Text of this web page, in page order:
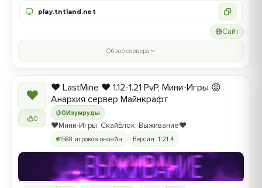
play.tntland.net
Сайт
Обзор сервера
❤
0
0Изумруды
❤️ LastMine ❤️ 1.12-1.21 PvP, Мини-Игры 😡
Анархия сервер Майнкрафт
❤️Мини-Игры, СкайБлок, Выживание❤️
1588 игроков онлайн Версия: 1.21.4